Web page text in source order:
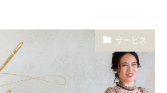
サービス